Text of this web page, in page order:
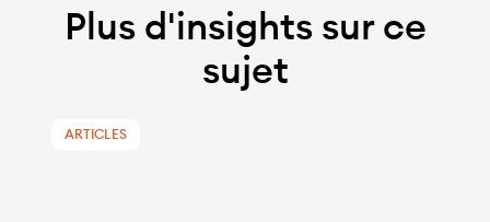
Plus d'insights sur ce
sujet
ARTICLES